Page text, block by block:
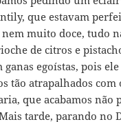
que estavam
muito doce, tudo
de citros e
egoístas, pois
tão atrapalhados
que acabamos não
tarde, parando no